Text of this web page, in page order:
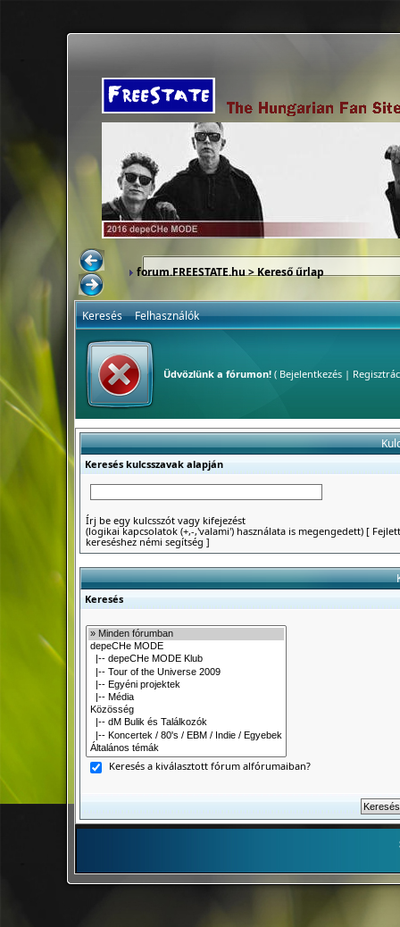
forum.FREESTATE.hu> Kereső űrlap
Keresés Felhasználók
Üdvözlünk a fórumon!( Bejelentkezés|
Keresés kulcsszavak alapján
Írj be egy kulcsszót vagy kifejezést
(logikai kapcsolatok (+,-,'valami') használata is megengedett)[
kereséshez némi segítség ]
Keresés
Keresés a kiválasztott fórum alfórumaiban?